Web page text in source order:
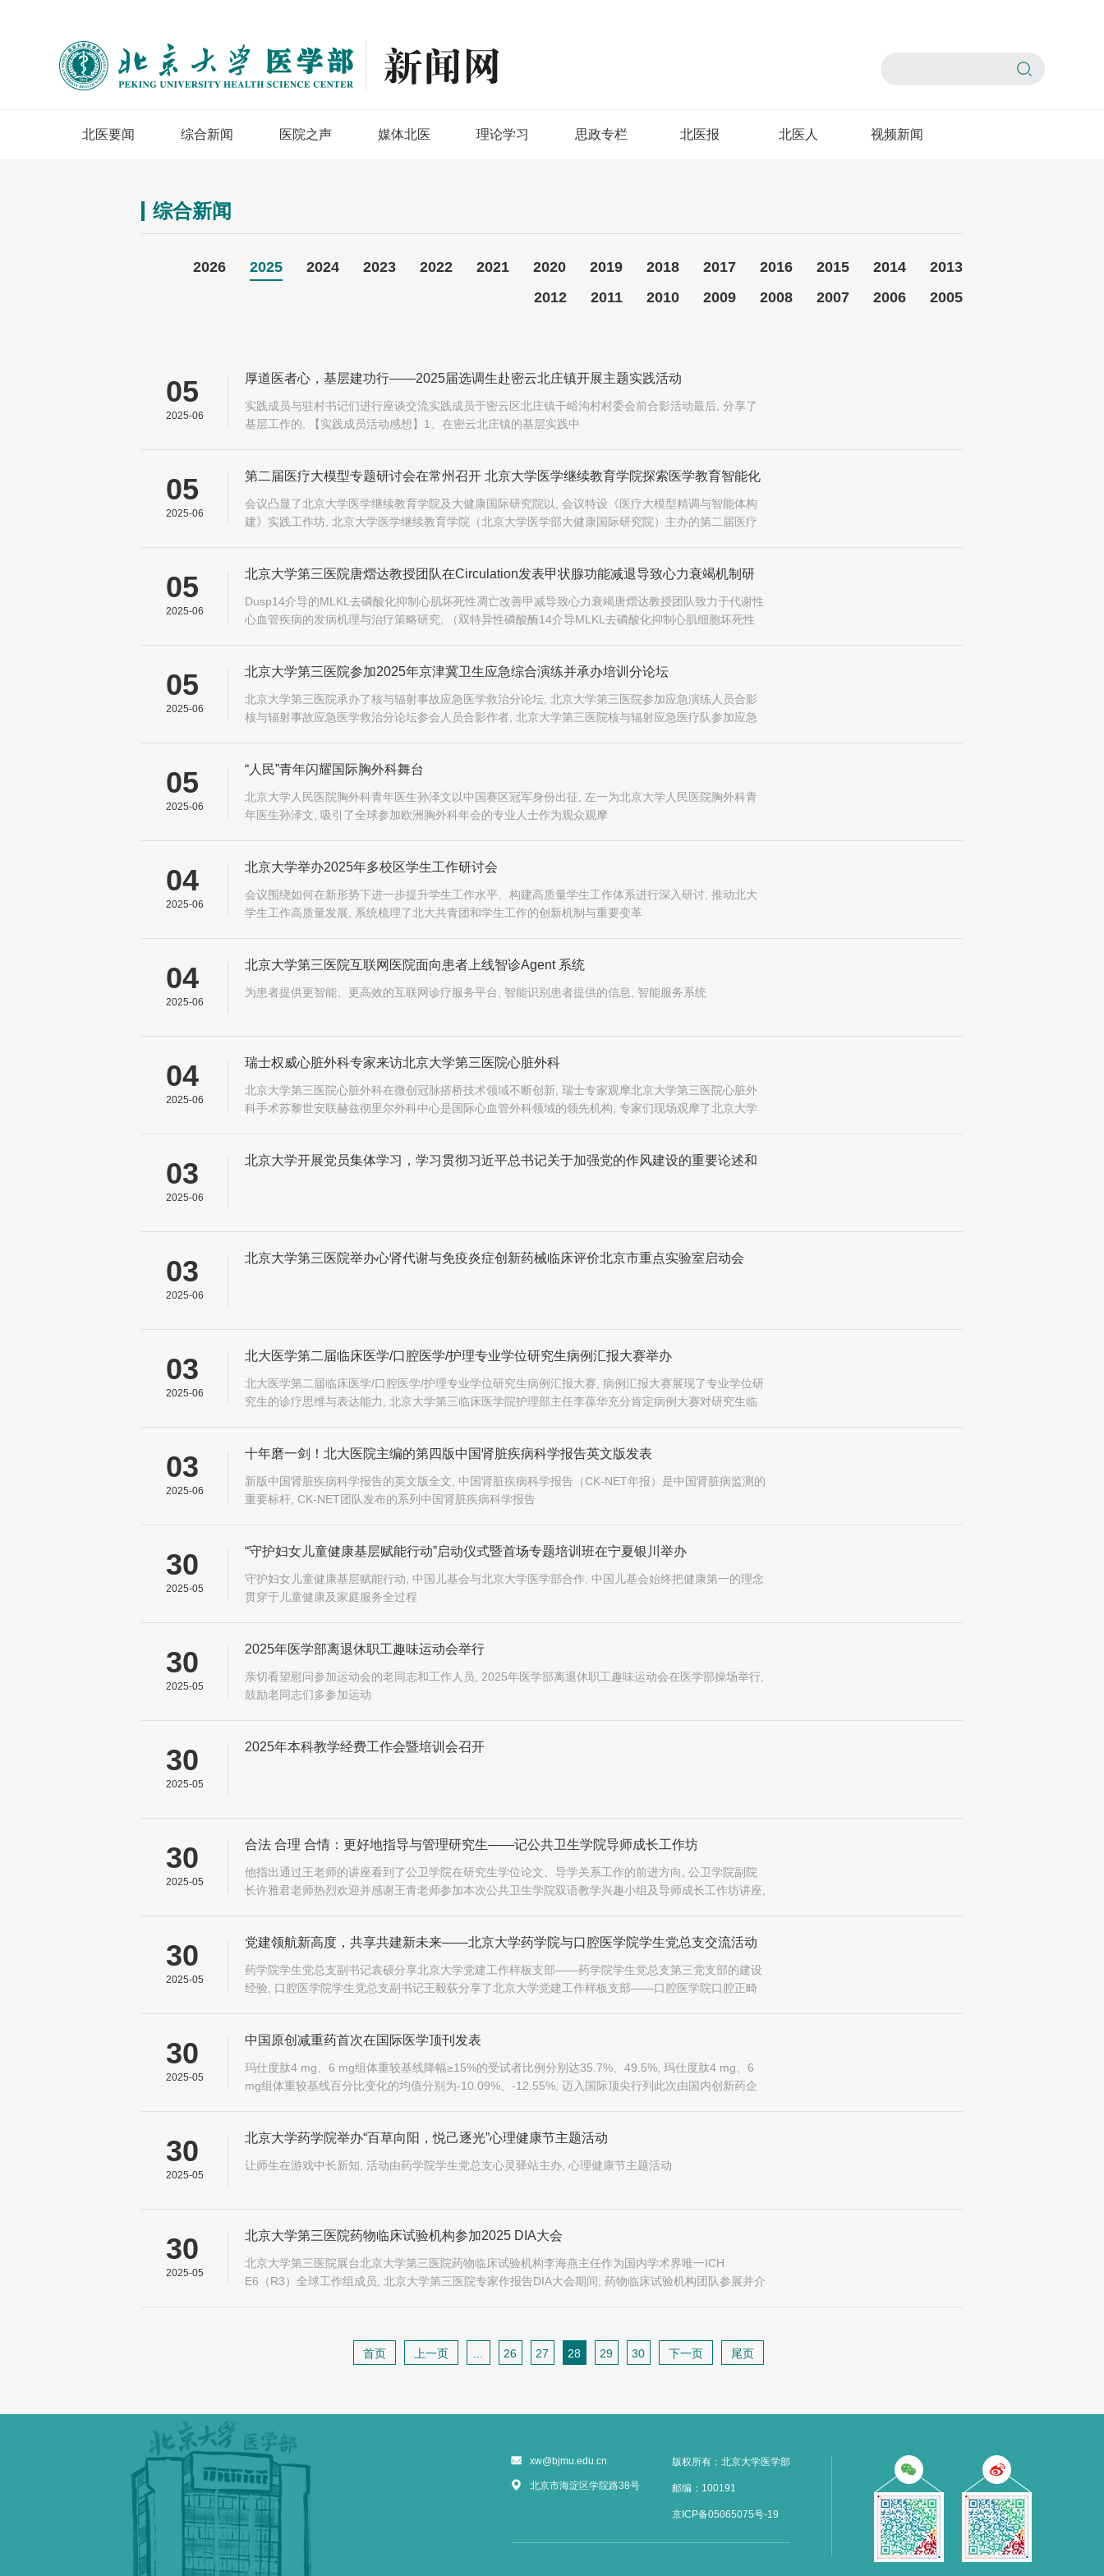
北医要闻 综合新闻 医院之声 媒体北医 理论学习 思政专栏 北医报 北医人 视频新闻
综合新闻
2026 2025 2024 2023 2022 2021 2020 2019 2018 2017 2016 2015 2014
2013
2012
2011 2010 2009 2008 2007 2006 2005
05
2025-06
厚道医者心，基层建功行——2025届选调生赴密云北庄镇开展主题实践活动
实践成员与驻村书记们进行座谈交流实践成员于密云区北庄镇干峪沟村村委会前合影活动最后, 分享了
基层工作的, 【实践成员活动感想】1、在密云北庄镇的基层实践中
05
2025-06
第二届医疗大模型专题研讨会在常州召开 北京大学医学继续教育学院探索医学教育智能化
创新
会议凸显了北京大学医学继续教育学院及大健康国际研究院以, 会议特设《医疗大模型精调与智能体构
建》实践工作坊, 北京大学医学继续教育学院（北京大学医学部大健康国际研究院）主办的第二届医疗
05
2025-06
北京大学第三医院唐熠达教授团队在Circulation发表甲状腺功能减退导致心力衰竭机制研
究新成果
Dusp14介导的MLKL去磷酸化抑制心肌坏死性凋亡改善甲减导致心力衰竭唐熠达教授团队致力于代谢性
心血管疾病的发病机理与治疗策略研究, （双特异性磷酸酶14介导MLKL去磷酸化抑制心肌细胞坏死性
05
2025-06
北京大学第三医院参加2025年京津冀卫生应急综合演练并承办培训分论坛
北京大学第三医院承办了核与辐射事故应急医学救治分论坛, 北京大学第三医院参加应急演练人员合影
核与辐射事故应急医学救治分论坛参会人员合影作者, 北京大学第三医院核与辐射应急医疗队参加应急
05
2025-06
“人民”青年闪耀国际胸外科舞台
北京大学人民医院胸外科青年医生孙泽文以中国赛区冠军身份出征, 左一为北京大学人民医院胸外科青
年医生孙泽文, 吸引了全球参加欧洲胸外科年会的专业人士作为观众观摩
04
2025-06
北京大学举办2025年多校区学生工作研讨会
会议围绕如何在新形势下进一步提升学生工作水平、构建高质量学生工作体系进行深入研讨, 推动北大
学生工作高质量发展, 系统梳理了北大共青团和学生工作的创新机制与重要变革
04
2025-06
北京大学第三医院互联网医院面向患者上线智诊Agent 系统
为患者提供更智能、更高效的互联网诊疗服务平台, 智能识别患者提供的信息, 智能服务系统
04
2025-06
瑞士权威心脏外科专家来访北京大学第三医院心脏外科
北京大学第三医院心脏外科在微创冠脉搭桥技术领域不断创新, 瑞士专家观摩北京大学第三医院心脏外
科手术苏黎世安联赫兹彻里尔外科中心是国际心血管外科领域的领先机构, 专家们现场观摩了北京大学
03
2025-06
北京大学开展党员集体学习，学习贯彻习近平总书记关于加强党的作风建设的重要论述和
03
2025-06
北京大学第三医院举办心肾代谢与免疫炎症创新药械临床评价北京市重点实验室启动会
03
2025-06
北大医学第二届临床医学/口腔医学/护理专业学位研究生病例汇报大赛举办
北大医学第二届临床医学/口腔医学/护理专业学位研究生病例汇报大赛, 病例汇报大赛展现了专业学位研
究生的诊疗思维与表达能力, 北京大学第三临床医学院护理部主任李葆华充分肯定病例大赛对研究生临
03
2025-06
十年磨一剑！北大医院主编的第四版中国肾脏疾病科学报告英文版发表
新版中国肾脏疾病科学报告的英文版全文, 中国肾脏疾病科学报告（CK-NET年报）是中国肾脏病监测的
重要标杆, CK-NET团队发布的系列中国肾脏疾病科学报告
30
2025-05
“守护妇女儿童健康基层赋能行动”启动仪式暨首场专题培训班在宁夏银川举办
守护妇女儿童健康基层赋能行动, 中国儿基会与北京大学医学部合作, 中国儿基会始终把健康第一的理念
贯穿于儿童健康及家庭服务全过程
30
2025-05
2025年医学部离退休职工趣味运动会举行
亲切看望慰问参加运动会的老同志和工作人员, 2025年医学部离退休职工趣味运动会在医学部操场举行,
鼓励老同志们多参加运动
30
2025-05
2025年本科教学经费工作会暨培训会召开
30
2025-05
合法 合理 合情：更好地指导与管理研究生——记公共卫生学院导师成长工作坊
他指出通过王老师的讲座看到了公卫学院在研究生学位论文、导学关系工作的前进方向, 公卫学院副院
长许雅君老师热烈欢迎并感谢王青老师参加本次公共卫生学院双语教学兴趣小组及导师成长工作坊讲座,
30
2025-05
党建领航新高度，共享共建新未来——北京大学药学院与口腔医学院学生党总支交流活动
举办
药学院学生党总支副书记袁硕分享北京大学党建工作样板支部——药学院学生党总支第三党支部的建设
经验, 口腔医学院学生党总支副书记王毅荻分享了北京大学党建工作样板支部——口腔医学院口腔正畸
30
2025-05
中国原创减重药首次在国际医学顶刊发表
玛仕度肽4 mg、6 mg组体重较基线降幅≥15%的受试者比例分别达35.7%、49.5%, 玛仕度肽4 mg、6
mg组体重较基线百分比变化的均值分别为-10.09%、-12.55%, 迈入国际顶尖行列此次由国内创新药企
30
2025-05
北京大学药学院举办“百草向阳，悦己逐光”心理健康节主题活动
让师生在游戏中长新知, 活动由药学院学生党总支心灵驿站主办, 心理健康节主题活动
30
2025-05
北京大学第三医院药物临床试验机构参加2025 DIA大会
北京大学第三医院展台北京大学第三医院药物临床试验机构李海燕主任作为国内学术界唯一ICH
E6（R3）全球工作组成员, 北京大学第三医院专家作报告DIA大会期间, 药物临床试验机构团队参展并介
首页 上一页 26 27 28 29 30 下一页 尾页
xw@bjmu.edu.cn
北京市海淀区学院路38号
版权所有：北京大学医学部
邮编：100191
京ICP备05065075号-19